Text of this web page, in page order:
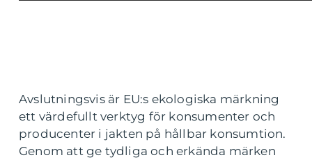
Avslutningsvis är EU:s ekologiska märkning
ett värdefullt verktyg för konsumenter och
producenter i jakten på hållbar konsumtion.
Genom att ge tydliga och erkända märken